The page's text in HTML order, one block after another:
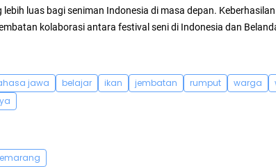
luas bagi seniman Indonesia di masa depan.
kolaborasi antara festival seni di Indonesia dan
jawa belajar ikan jembatan rumput warga